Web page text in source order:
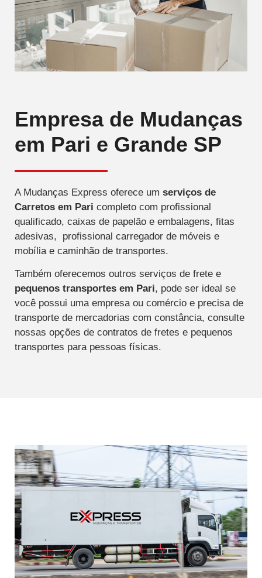
Empresa de Mudanças
em Pari e Grande SP
A Mudanças Express oferece um serviços de
Carretos em Pari completo com profissional
qualificado, caixas de papelão e embalagens, fitas
adesivas, profissional carregador de móveis e
mobília e caminhão de transportes.
Também oferecemos outros serviços de frete e
pequenos transportes em Pari, pode ser ideal se
você possui uma empresa ou comércio e precisa de
transporte de mercadorias com constância, consulte
nossas opções de contratos de fretes e pequenos
transportes para pessoas físicas.